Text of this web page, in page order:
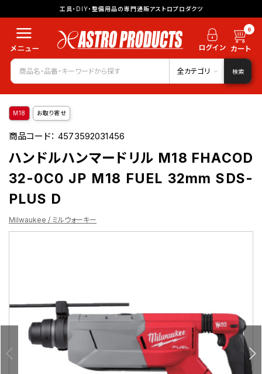
工具・DIY・整備用品の専門通販アストロプロダクツ
0
全カテゴリ 検索
M18 お取り寄せ
商品コード：4573592031456
ハンドルハンマードリル M18 FHACOD
32-0C0 JP M18 FUEL 32mm SDS-
PLUS D
Milwaukee / ミルウォーキー